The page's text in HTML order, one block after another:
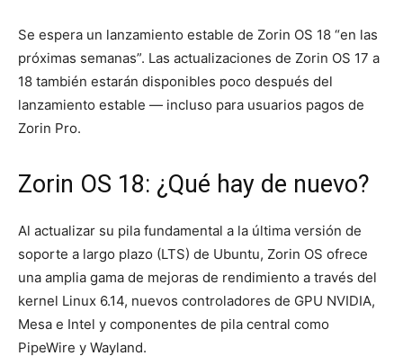
Se espera un lanzamiento estable de Zorin OS 18 “en las
próximas semanas”. Las actualizaciones de Zorin OS 17 a
18 también estarán disponibles poco después del
lanzamiento estable — incluso para usuarios pagos de
Zorin Pro.
Zorin OS 18: ¿Qué hay de nuevo?
Al actualizar su pila fundamental a la última versión de
soporte a largo plazo (LTS) de Ubuntu, Zorin OS ofrece
una amplia gama de mejoras de rendimiento a través del
kernel Linux 6.14, nuevos controladores de GPU NVIDIA,
Mesa e Intel y componentes de pila central como
PipeWire y Wayland.